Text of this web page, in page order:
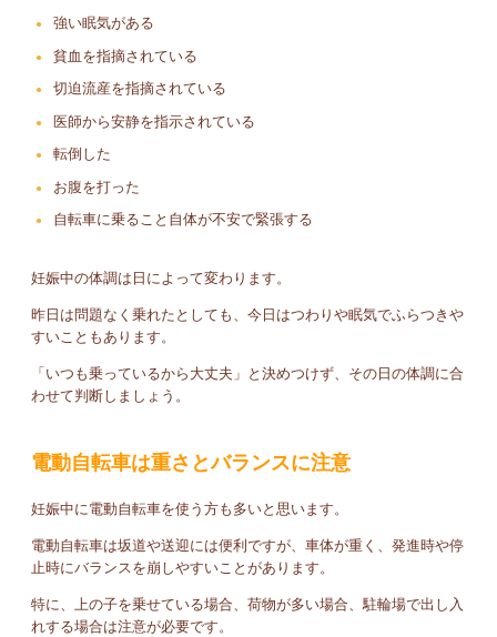
強い眠気がある
貧血を指摘されている
切迫流産を指摘されている
医師から安静を指示されている
転倒した
お腹を打った
自転車に乗ること自体が不安で緊張する
妊娠中の体調は日によって変わります。
昨日は問題なく乗れたとしても、今日はつわりや眠気でふらつきや
すいこともあります。
「いつも乗っているから大丈夫」と決めつけず、その日の体調に合
わせて判断しましょう。
電動自転車は重さとバランスに注意
妊娠中に電動自転車を使う方も多いと思います。
電動自転車は坂道や送迎には便利ですが、車体が重く、発進時や停
止時にバランスを崩しやすいことがあります。
特に、上の子を乗せている場合、荷物が多い場合、駐輪場で出し入
れする場合は注意が必要です。